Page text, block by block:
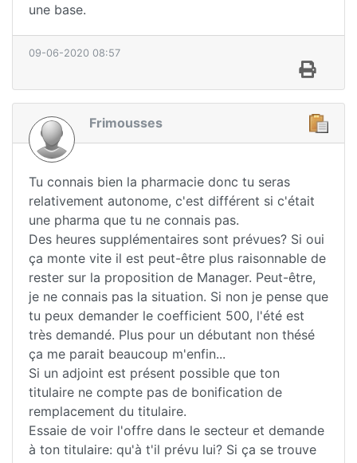
une base.
09-06-2020 08:57
Frimousses
Tu connais bien la pharmacie donc tu seras
relativement autonome, c'est différent si c'était
une pharma que tu ne connais pas.
Des heures supplémentaires sont prévues? Si oui
ça monte vite il est peut-être plus raisonnable de
rester sur la proposition de Manager. Peut-être,
je ne connais pas la situation. Si non je pense que
tu peux demander le coefficient 500, l'été est
très demandé. Plus pour un débutant non thésé
ça me parait beaucoup m'enfin...
Si un adjoint est présent possible que ton
titulaire ne compte pas de bonification de
remplacement du titulaire.
Essaie de voir l'offre dans le secteur et demande
à ton titulaire: qu'à t'il prévu lui? Si ça se trouve